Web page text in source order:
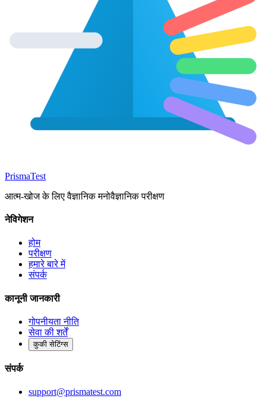
PrismaTest
आत्म-खोज के लिए वैज्ञानिक मनोवैज्ञानिक परीक्षण
नेविगेशन
होम
परीक्षण
हमारे बारे में
संपर्क
कानूनी जानकारी
गोपनीयता नीति
सेवा की शर्तें
कुकी सेटिंग्स
संपर्क
support@prismatest.com